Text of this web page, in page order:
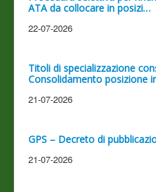
ATA da collocare in posizi…
22-07-2026
Titoli di specializzazione
Consolidamento posizione
21-07-2026
GPS – Decreto di
21-07-2026